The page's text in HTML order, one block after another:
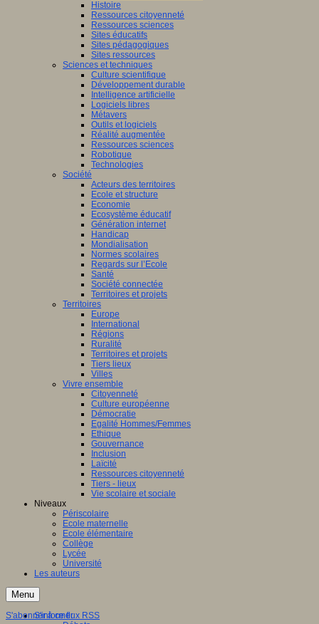
Histoire
Ressources citoyenneté
Ressources sciences
Sites éducatifs
Sites pédagogiques
Sites ressources
Sciences et techniques
Culture scientifique
Développement durable
Intelligence artificielle
Logiciels libres
Métavers
Outils et logiciels
Réalité augmentée
Ressources sciences
Robotique
Technologies
Société
Acteurs des territoires
Ecole et structure
Economie
Ecosystème éducatif
Génération internet
Handicap
Mondialisation
Normes scolaires
Regards sur l’Ecole
Santé
Société connectée
Territoires et projets
Territoires
Europe
International
Régions
Ruralité
Territoires et projets
Tiers lieux
Villes
Vivre ensemble
Citoyenneté
Culture européenne
Démocratie
Egalité Hommes/Femmes
Ethique
Gouvernance
Inclusion
Laïcité
Ressources citoyenneté
Tiers - lieux
Vie scolaire et sociale
Niveaux
Périscolaire
Ecole maternelle
Ecole élémentaire
Collège
Lycée
Université
Les auteurs
Menu
S'informer
S'abonner à ce flux RSS